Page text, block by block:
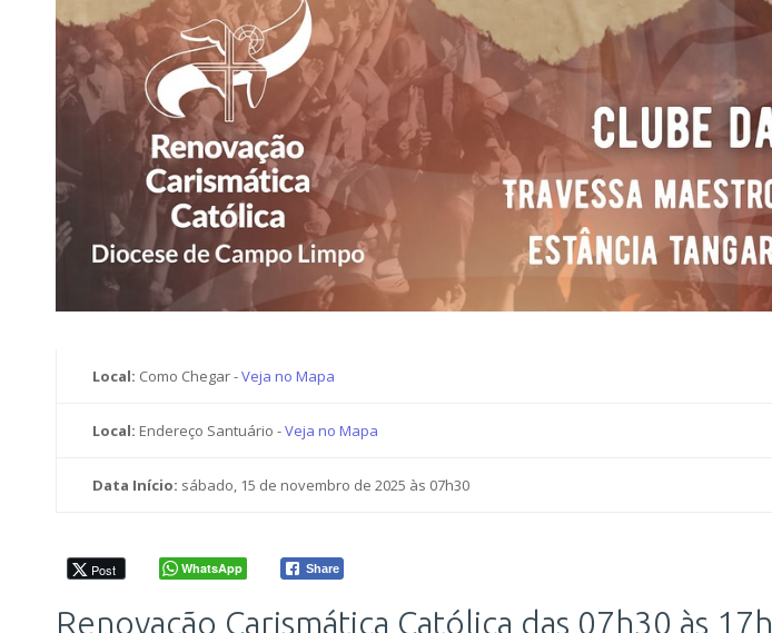
Local: Como Chegar -Veja no Mapa
Local: Endereço Santuário -Veja no Mapa
Data Início: sábado, 15 de novembro de 2025 às 07h30
Post WhatsApp Share
Renovação Carismática Católica das 07h30 às 17h